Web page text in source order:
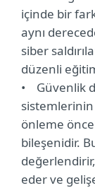
içinde bir
aynı
siber
düzenli
• Güvenlik
önleme
bileşenidir.
eder ve